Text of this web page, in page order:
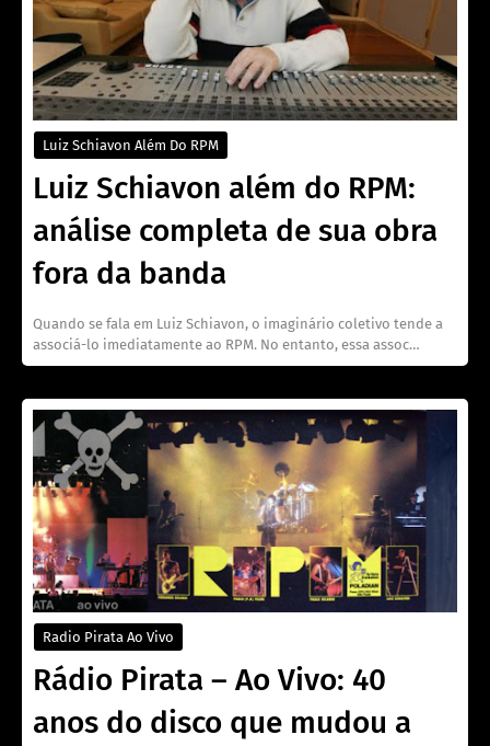
Luiz Schiavon Além Do RPM
Luiz Schiavon além do RPM:
análise completa de sua obra
fora da banda
Quando se fala em Luiz Schiavon, o imaginário coletivo tende a
associá-lo imediatamente ao RPM. No entanto, essa assoc…
Radio Pirata Ao Vivo
Rádio Pirata – Ao Vivo: 40
anos do disco que mudou a